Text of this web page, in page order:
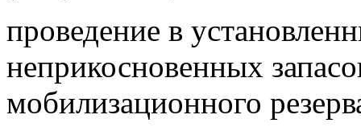
проведение в
неприкосновенных
мобилизационного